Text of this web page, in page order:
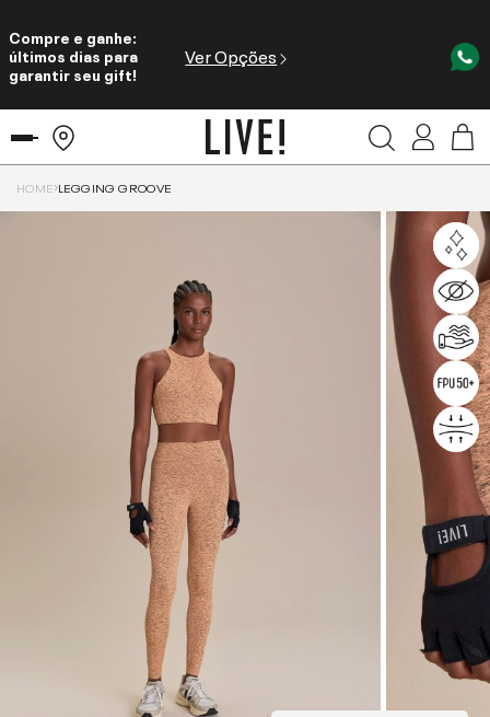
Compre e ganhe:
últimos dias para
garantir seu gift!
Ver Opções
HOME LEGGING GROOVE